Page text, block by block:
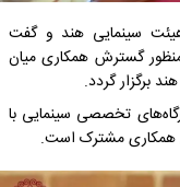
هیئت سینمایی هند و گفت
گسترش همکاری میان
برگزار گردد.
تخصصی سینمایی با
همکاری مشترک است.